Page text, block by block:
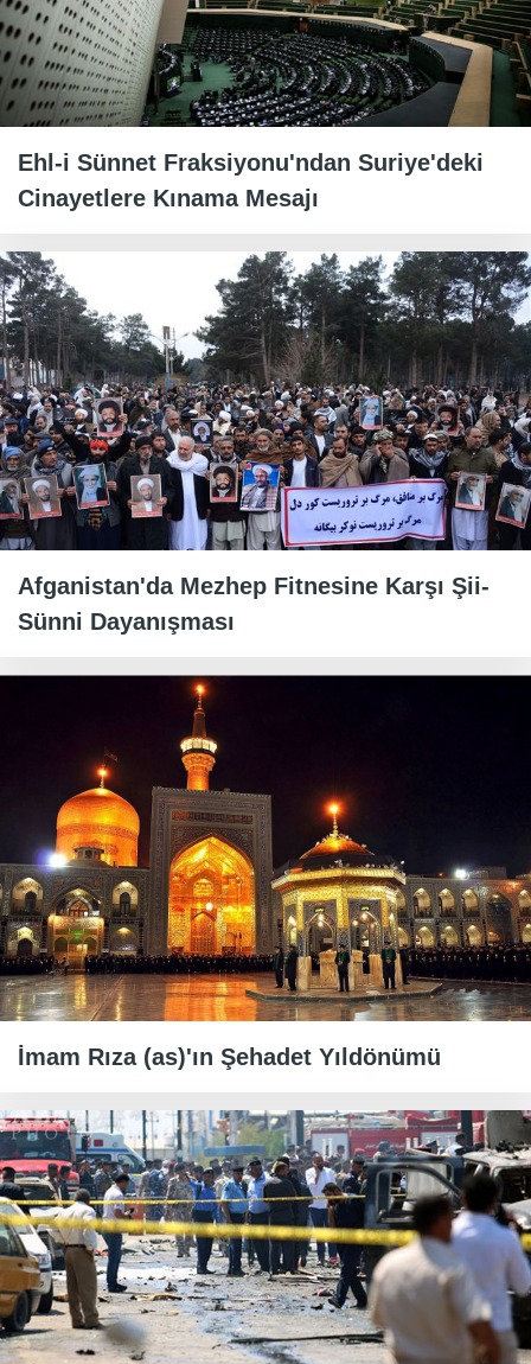
Ehl-i Sünnet Fraksiyonu'ndan Suriye'deki
Cinayetlere Kınama Mesajı
Afganistan'da Mezhep Fitnesine Karşı Şii-
Sünni Dayanışması
İmam Rıza (as)'ın Şehadet Yıldönümü